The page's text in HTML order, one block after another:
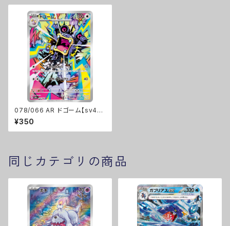
078/066 AR ドゴーム【sv4k】
Gレギュ
¥350
同じカテゴリの商品